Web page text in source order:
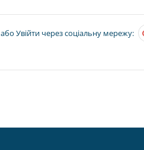
або Увійти через соціальну мережу: